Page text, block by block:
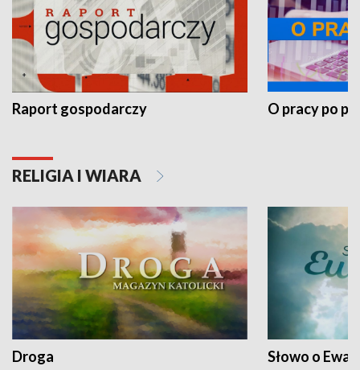
Raport gospodarczy O pracy po
RELIGIA I WIARA
Droga Słowo o